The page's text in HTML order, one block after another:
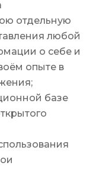
отдельную
любой
о себе и
опыте в
базе